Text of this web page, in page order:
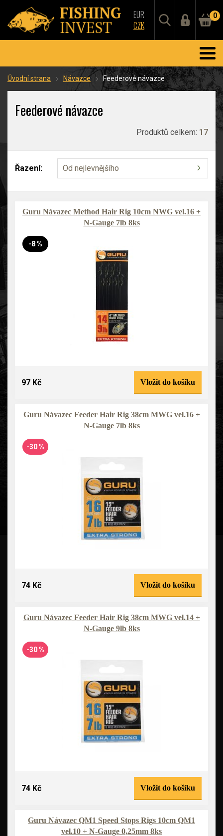
EUR
CZK
0
Úvodní strana Návazce Feederové návazce
Feederové návazce
Produktů celkem: 17
Řazení: Od nejlevnějšího
Guru Návazec Method Hair Rig 10cm NWG vel.16 +
N-Gauge 7lb 8ks
-8 %
97 Kč Vložit do košíku
Guru Návazec Feeder Hair Rig 38cm MWG vel.16 +
N-Gauge 7lb 8ks
-30 %
74 Kč Vložit do košíku
Guru Návazec Feeder Hair Rig 38cm MWG vel.14 +
N-Gauge 9lb 8ks
-30 %
74 Kč Vložit do košíku
Guru Návazec QM1 Speed Stops Rigs 10cm QM1
vel.10 + N-Gauge 0,25mm 8ks